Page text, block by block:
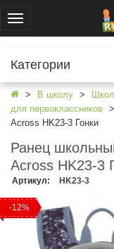
Меню +7 (499)
Категории
В школу
для первоклассников
Across HK23-3 Гонки
Ранец
Across HK23-3
Артикул: HK23-3
-12%